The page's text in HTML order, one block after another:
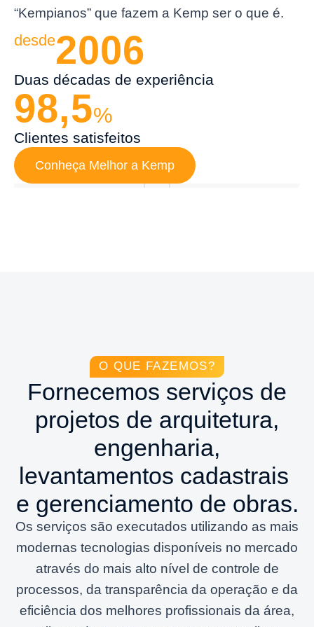
“Kempianos” que fazem a Kemp ser o que é.
desde2006
Duas décadas de experiência
98,5%
Clientes satisfeitos
Conheça Melhor a Kemp
O QUE FAZEMOS?
Fornecemos serviços de
projetos de arquitetura,
engenharia,
levantamentos cadastrais
e gerenciamento de obras.
Os serviços são executados utilizando as mais
modernas tecnologias disponíveis no mercado
através do mais alto nível de controle de
processos, da transparência da operação e da
eficiência dos melhores profissionais da área,